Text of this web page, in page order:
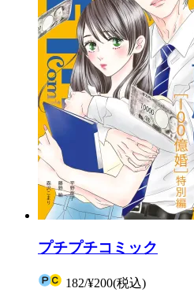
プチプチコミック
182/¥200(税込)